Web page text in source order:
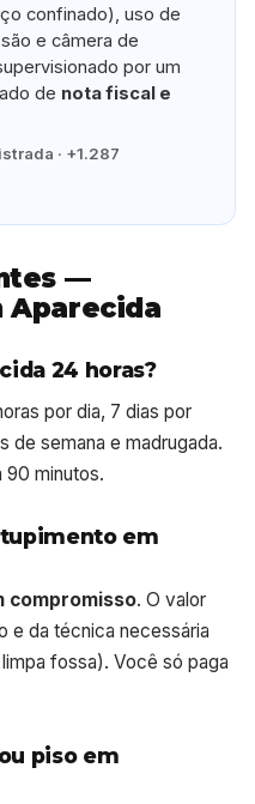
confinado), uso de
e câmera de
por um
de nota fiscal e
· +1.287
—
Aparecida
24 horas?
por dia, 7 dias por
de semana e madrugada.
90 minutos.
em
compromisso. O valor
e da técnica necessária
fossa). Você só paga
piso em